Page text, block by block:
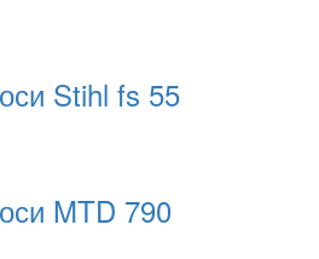
Stihl fs 55
MTD 790